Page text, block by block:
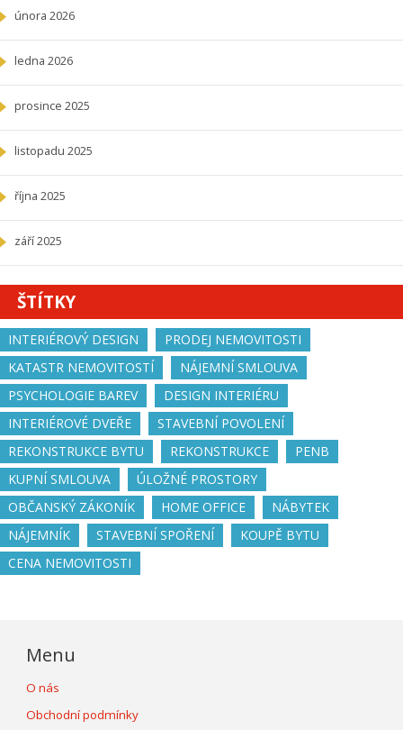
února 2026
ledna 2026
prosince 2025
listopadu 2025
října 2025
září 2025
ŠTÍTKY
INTERIÉROVÝ DESIGN
PRODEJ NEMOVITOSTI
KATASTR NEMOVITOSTÍ
NÁJEMNÍ SMLOUVA
PSYCHOLOGIE BAREV
DESIGN INTERIÉRU
INTERIÉROVÉ DVEŘE
STAVEBNÍ POVOLENÍ
REKONSTRUKCE BYTU
REKONSTRUKCE
PENB
KUPNÍ SMLOUVA
ÚLOŽNÉ PROSTORY
OBČANSKÝ ZÁKONÍK
HOME OFFICE
NÁBYTEK
NÁJEMNÍK
STAVEBNÍ SPOŘENÍ
KOUPĚ BYTU
CENA NEMOVITOSTI
Menu
O nás
Obchodní podmínky